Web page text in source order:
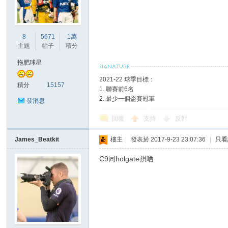
愛
8
主題
5671
帖子
1萬
積分
拖肥球星
積分 15157
發消息
2021-22 球季目標：
1. 聯賽前6名
2. 最少一個盃賽冠軍
回復 支持 反對
James_Beatkit 樓主 發表於 2017-9-23 23:07:36 只
C9同holgate孭哂